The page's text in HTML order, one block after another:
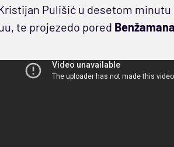
Pulišić u desetom
te projezedo pored